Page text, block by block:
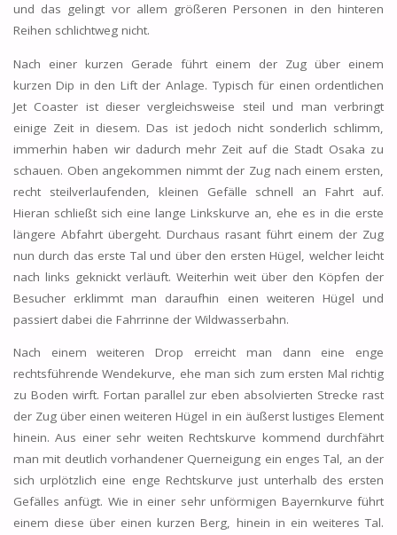
und das gelingt vor allem größeren Personen in den hinteren
Reihen schlichtweg nicht.
Nach einer kurzen Gerade führt einem der Zug über einem
kurzen Dip in den Lift der Anlage. Typisch für einen ordentlichen
Jet Coaster ist dieser vergleichsweise steil und man verbringt
einige Zeit in diesem. Das ist jedoch nicht sonderlich schlimm,
immerhin haben wir dadurch mehr Zeit auf die Stadt Osaka zu
schauen. Oben angekommen nimmt der Zug nach einem ersten,
recht steilverlaufenden, kleinen Gefälle schnell an Fahrt auf.
Hieran schließt sich eine lange Linkskurve an, ehe es in die erste
längere Abfahrt übergeht. Durchaus rasant führt einem der Zug
nun durch das erste Tal und über den ersten Hügel, welcher leicht
nach links geknickt verläuft. Weiterhin weit über den Köpfen der
Besucher erklimmt man daraufhin einen weiteren Hügel und
passiert dabei die Fahrrinne der Wildwasserbahn.
Nach einem weiteren Drop erreicht man dann eine enge
rechtsführende Wendekurve, ehe man sich zum ersten Mal richtig
zu Boden wirft. Fortan parallel zur eben absolvierten Strecke rast
der Zug über einen weiteren Hügel in ein äußerst lustiges Element
hinein. Aus einer sehr weiten Rechtskurve kommend durchfährt
man mit deutlich vorhandener Querneigung ein enges Tal, an der
sich urplötzlich eine enge Rechtskurve just unterhalb des ersten
Gefälles anfügt. Wie in einer sehr unförmigen Bayernkurve führt
einem diese über einen kurzen Berg, hinein in ein weiteres Tal.